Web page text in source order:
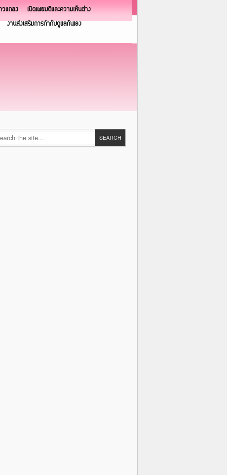
วแถลง
เปิดเผยมติและความเห็นต่าง
งานส่งเสริมการกำกับดูแลกันเอง